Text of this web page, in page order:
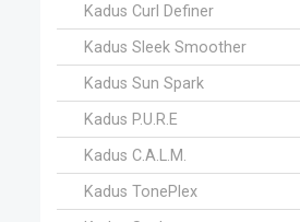
Kadus Curl Definer
Kadus Sleek Smoother
Kadus Sun Spark
Kadus P.U.R.E
Kadus C.A.L.M.
Kadus TonePlex